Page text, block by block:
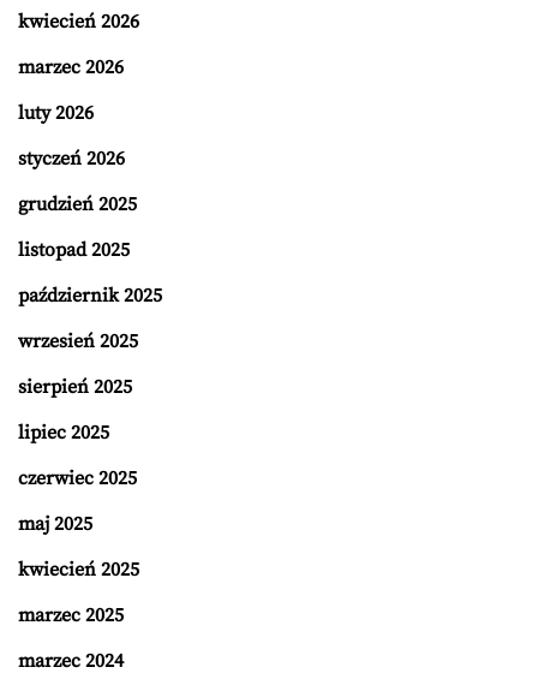
kwiecień 2026
marzec 2026
luty 2026
styczeń 2026
grudzień 2025
listopad 2025
październik 2025
wrzesień 2025
sierpień 2025
lipiec 2025
czerwiec 2025
maj 2025
kwiecień 2025
marzec 2025
marzec 2024